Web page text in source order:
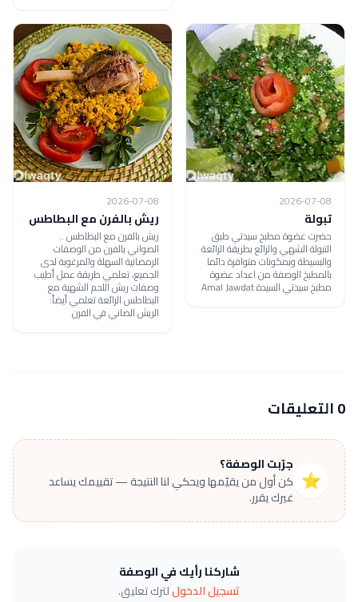
2026-07-08
تبولة
حضرت عضوة مطبخ سيدتي طبق
التبولة الشهي والرائع بطريقة الرائعة
والبسيطة وبمكونات متوافرة دائما
بالمطبخ الوصفة من اعداد عضوة
مطبخ سيدتي السيدة Amal Jawdat
2026-07-08
ريش بالفرن مع البطاطس
ريش بالفرن مع البطاطس ..
الصواني بالفرن من الوصفات
الرمضانية السهلة والمرغوبة لدى
الجميع، تعلمي طريقة عمل أطيب
وصفات ريش اللحم الشهية مع
البطاطس الرائعة تعلمي أيضاً:
الريش الضاني في الفرن
0 التعليقات
⭐
جرّبت الوصفة؟
كن أول من يقيّمها ويحكي لنا النتيجة — تقييمك يساعد
غيرك يقرر.
شاركنا رأيك في الوصفة
تسجيل الدخوللترك تعليق.